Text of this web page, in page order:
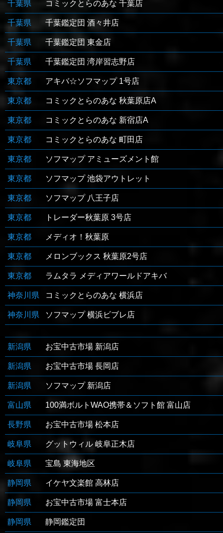
千葉県 コミックとらのあな 千葉店
千葉県 千葉鑑定団 酒々井店
千葉県 千葉鑑定団 東金店
千葉県 千葉鑑定団 湾岸習志野店
東京都 アキバ☆ソフマップ 1号店
東京都 コミックとらのあな 秋葉原店A
東京都 コミックとらのあな 新宿店A
東京都 コミックとらのあな 町田店
東京都 ソフマップ アミューズメント館
東京都 ソフマップ 池袋アウトレット
東京都 ソフマップ 八王子店
東京都 トレーダー秋葉原 3号店
東京都 メディオ！秋葉原
東京都 メロンブックス 秋葉原2号店
東京都 ラムタラ メディアワールドアキバ
神奈川県 コミックとらのあな 横浜店
神奈川県 ソフマップ 横浜ビブレ店
新潟県 お宝中古市場 新潟店
新潟県 お宝中古市場 長岡店
新潟県 ソフマップ 新潟店
富山県 100満ボルトWAO携帯＆ソフト館 富山店
長野県 お宝中古市場 松本店
岐阜県 グットウィル 岐阜正木店
岐阜県 宝島 東海地区
静岡県 イケヤ文楽館 高林店
静岡県 お宝中古市場 富士本店
静岡県 静岡鑑定団